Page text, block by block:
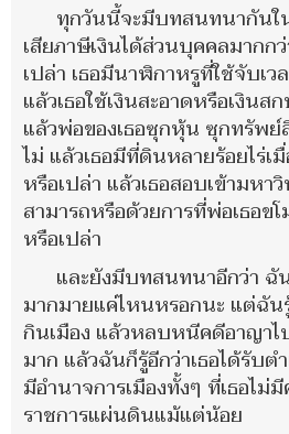
ทุกวันนี้จะมีบทสนทนากันใน
เสียภาษีเงินได้ส่วนบุคคลมากก
เปล่า เธอมีนาฬิกาหรูที่ใช้จับเว
แล้วเธอใช้เงินสะอาดหรือเงินส
แล้วพ่อของเธอซุกหุ้น ซุกทรัพ
ไม่ แล้วเธอมีที่ดินหลายร้อยไร่เ
หรือเปล่า แล้วเธอสอบเข้ามหา
สามารถหรือด้วยการที่พ่อเธอข
หรือเปล่า
และยังมีบทสนทนาอีกว่า ฉัน
มากมายแค่ไหนหรอกนะ แต่ฉัน
กินเมือง แล้วหลบหนีคดีอาญาไ
มาก แล้วฉันก็รู้อีกว่าเธอได้รับ
มีอำนาจการเมืองทั้งๆ ที่เธอไม่
ราชการแผ่นดินแม้แต่น้อย